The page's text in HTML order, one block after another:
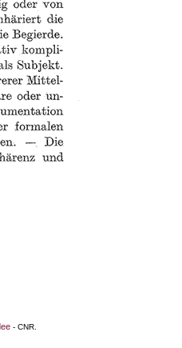
- CNR.